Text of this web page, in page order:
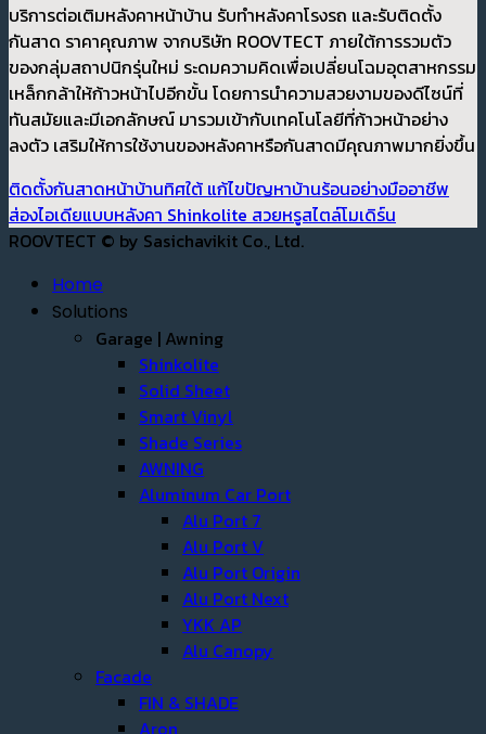
บริการต่อเติมหลังคาหน้าบ้าน รับทำหลังคาโรงรถ และรับติดตั้ง
กันสาด ราคาคุณภาพ จากบริษัท ROOVTECT ภายใต้การรวมตัว
ของกลุ่มสถาปนิกรุ่นใหม่ ระดมความคิดเพื่อเปลี่ยนโฉมอุตสาหกรรม
เหล็กกล้าให้ก้าวหน้าไปอีกขั้น โดยการนำความสวยงามของดีไซน์ที่
ทันสมัยและมีเอกลักษณ์ มารวมเข้ากับเทคโนโลยีที่ก้าวหน้าอย่าง
ลงตัว เสริมให้การใช้งานของหลังคาหรือกันสาดมีคุณภาพมากยิ่งขึ้น
ติดตั้งกันสาดหน้าบ้านทิศใต้ แก้ไขปัญหาบ้านร้อนอย่างมืออาชีพ
ส่องไอเดียแบบหลังคา Shinkolite สวยหรูสไตล์โมเดิร์น
ROOVTECT © by Sasichavikit Co., Ltd.
Home
Solutions
Garage | Awning
Shinkolite
Solid Sheet
Smart Vinyl
Shade Series
AWNING
Aluminum Car Port
Alu Port 7
Alu Port V
Alu Port Origin
Alu Port Next
YKK AP
Alu Canopy
Facade
FIN & SHADE
Aron